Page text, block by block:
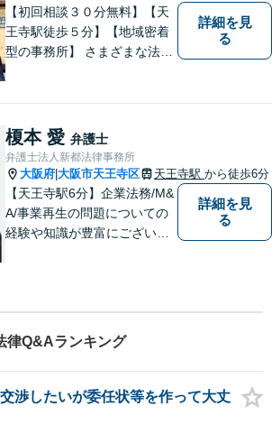
【初回相談３０分無料】【天
王寺駅徒歩５分】【地域密着
型の事務所】 さまざまな法律
相続、インターネット上のト
ラブルに注力！！
詳細を見
る
榎本 愛 弁護士
弁護士法人新都法律事務所
大阪府 大阪市天王寺区 天王寺駅 から徒歩6分
【天王寺駅6分】企業法務/M&
A/事業再生の問題についての
経験や知識が豊富にございま
ください。
詳細を見
る
律Q&Aランキング
渉したいが委任状等を作って大丈